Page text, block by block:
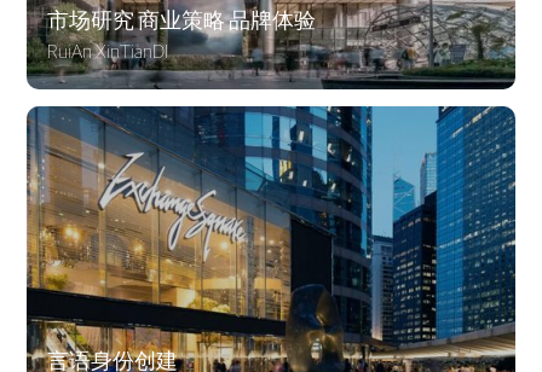
市场研究 商业策略 品牌体验
RuiAn XinTianDI
言语身份创建